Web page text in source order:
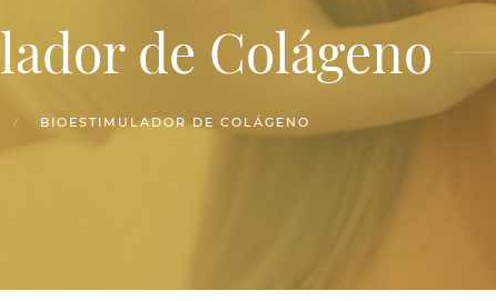
de Colágeno
BIOESTIMULADOR DE COLÁGENO